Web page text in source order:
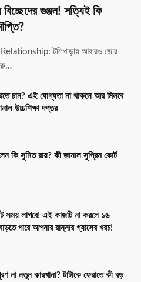
গুঞ্জন! সত্যিই কি
টলিপাড়ায় আবারও জোর
চান? এই যোগ্যতা না থাকলে আর মিলবে
উচ্চশিক্ষা দপ্তর
কি সুমিত রায়? কী জানাল সুপ্রিম কোর্ট
সময় লাগবে! এই কাজটি না করলে ১৬
পারে আপনার রান্নার গ্যাসের খরচ!
না নতুন কারখানা? টাটাকে ফেরাতে কী বড়